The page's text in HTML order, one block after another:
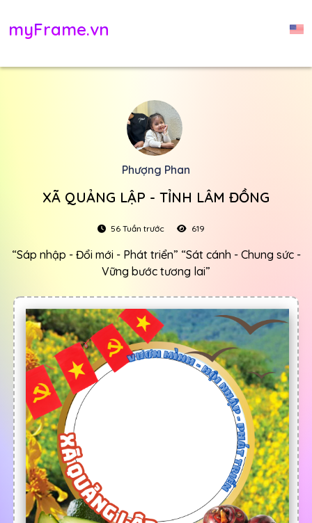
myFrame.vn
Phượng Phan
XÃ QUẢNG LẬP - TỈNH LÂM ĐỒNG
56 Tuần trước 619
“Sáp nhập - Đổi mới - Phát triển” “Sát cánh - Chung sức -
Vững bước tương lai”